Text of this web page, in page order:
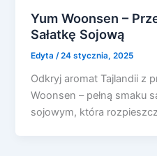
Yum Woonsen –
Sałatkę Sojową
Edyta/24 stycznia, 2025
Odkryj aromat Tajlandii z
Woonsen – pełną smaku
sojowym, która